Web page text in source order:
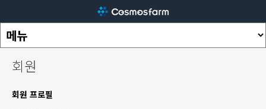
회원
회원 프로필